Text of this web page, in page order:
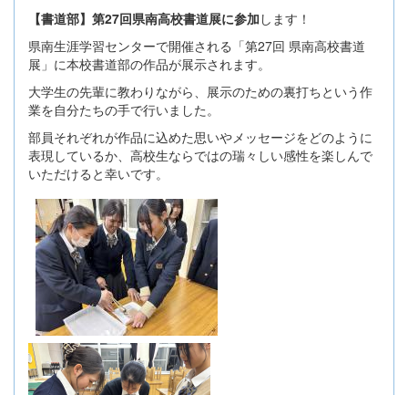
【書道部】第27回県南高校書道展に参加 します！
県南生涯学習センターで開催される「第27回 県南高校書道
展」に本校書道部の作品が展示されます。
大学生の先輩に教わりながら、展示のための裏打ちという作
業を自分たちの手で行いました。
部員それぞれが作品に込めた思いやメッセージをどのように
表現しているか、高校生ならではの瑞々しい感性を楽しんで
いただけると幸いです。